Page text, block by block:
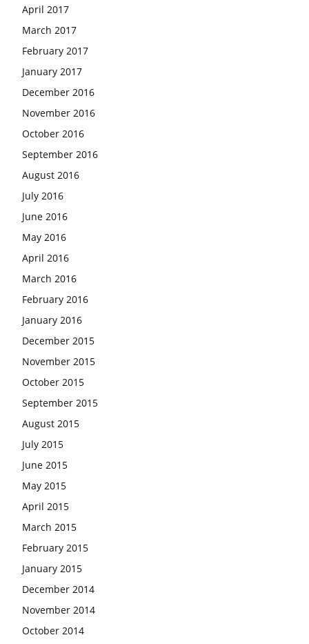
April 2017
March 2017
February 2017
January 2017
December 2016
November 2016
October 2016
September 2016
August 2016
July 2016
June 2016
May 2016
April 2016
March 2016
February 2016
January 2016
December 2015
November 2015
October 2015
September 2015
August 2015
July 2015
June 2015
May 2015
April 2015
March 2015
February 2015
January 2015
December 2014
November 2014
October 2014